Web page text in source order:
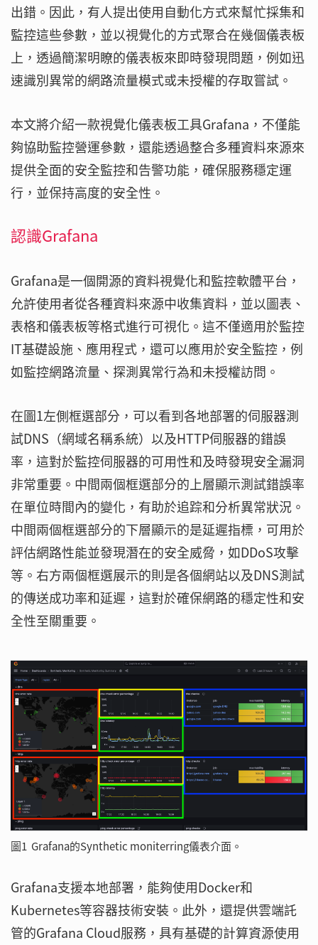
出錯。因此，有人提出使用自動化方式來幫忙採集和
監控這些參數，並以視覺化的方式聚合在幾個儀表板
上，透過簡潔明瞭的儀表板來即時發現問題，例如迅
速識別異常的網路流量模式或未授權的存取嘗試。
本文將介紹一款視覺化儀表板工具Grafana，不僅能
夠協助監控營運參數，還能透過整合多種資料來源來
提供全面的安全監控和告警功能，確保服務穩定運
行，並保持高度的安全性。
認識Grafana
Grafana是一個開源的資料視覺化和監控軟體平台，
允許使用者從各種資料來源中收集資料，並以圖表、
表格和儀表板等格式進行可視化。這不僅適用於監控
IT基礎設施、應用程式，還可以應用於安全監控，例
如監控網路流量、探測異常行為和未授權訪問。
在圖1左側框選部分，可以看到各地部署的伺服器測
試DNS（網域名稱系統）以及HTTP伺服器的錯誤
率，這對於監控伺服器的可用性和及時發現安全漏洞
非常重要。中間兩個框選部分的上層顯示測試錯誤率
在單位時間內的變化，有助於追踪和分析異常狀況。
中間兩個框選部分的下層顯示的是延遲指標，可用於
評估網路性能並發現潛在的安全威脅，如DDoS攻擊
等。右方兩個框選展示的則是各個網站以及DNS測試
的傳送成功率和延遲，這對於確保網路的穩定性和安
全性至關重要。
圖1 Grafana的Synthetic moniterring儀表介面。
Grafana支援本地部署，能夠使用Docker和
Kubernetes等容器技術安裝。此外，還提供雲端託
管的Grafana Cloud服務，具有基礎的計算資源使用